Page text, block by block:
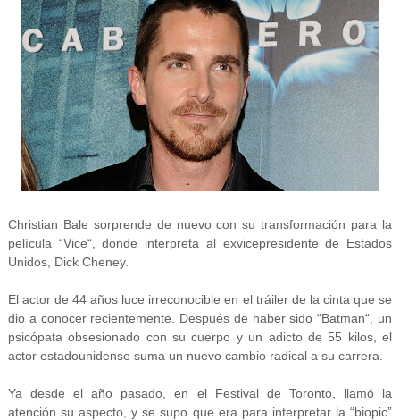
Christian Bale sorprende de nuevo con su transformación para la
película “Vice“, donde interpreta al exvicepresidente de Estados
Unidos, Dick Cheney.
El actor de 44 años luce irreconocible en el tráiler de la cinta que se
dio a conocer recientemente. Después de haber sido “Batman“, un
psicópata obsesionado con su cuerpo y un adicto de 55 kilos, el
actor estadounidense suma un nuevo cambio radical a su carrera.
Ya desde el año pasado, en el Festival de Toronto, llamó la
atención su aspecto, y se supo que era para interpretar la “biopic”